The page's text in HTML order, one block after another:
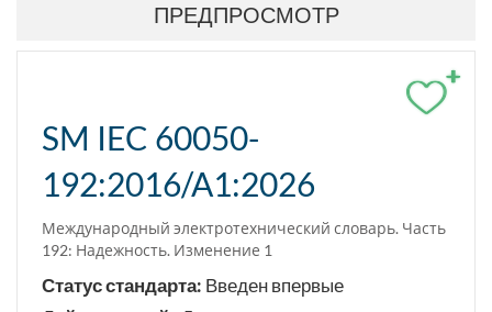
Заменен в части
ЯЗЫК СТАНДАРТА
ПРЕДПРОСМОТР
+
SM IEC 60050-
192:2016/A1:2026
Международный электротехнический словарь. Часть
192: Надежность. Изменение 1
Статус стандарта: Введен впервые